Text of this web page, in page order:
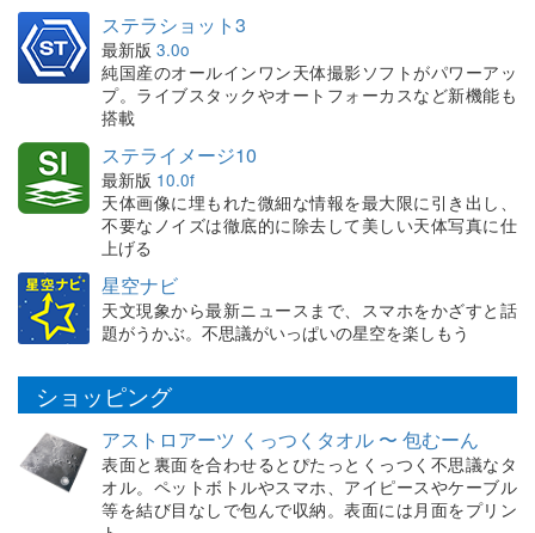
ステラショット3
最新版 3.0o
純国産のオールインワン天体撮影ソフトがパワーアッ
プ。ライブスタックやオートフォーカスなど新機能も
搭載
ステライメージ10
最新版 10.0f
天体画像に埋もれた微細な情報を最大限に引き出し、
不要なノイズは徹底的に除去して美しい天体写真に仕
上げる
星空ナビ
天文現象から最新ニュースまで、スマホをかざすと話
題がうかぶ。不思議がいっぱいの星空を楽しもう
ショッピング
アストロアーツ くっつくタオル 〜 包むーん
表面と裏面を合わせるとぴたっとくっつく不思議なタ
オル。ペットボトルやスマホ、アイピースやケーブル
等を結び目なしで包んで収納。表面には月面をプリン